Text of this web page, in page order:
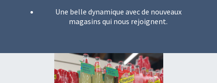
Une belle dynamique avec de nouveaux
magasins qui nous rejoignent.